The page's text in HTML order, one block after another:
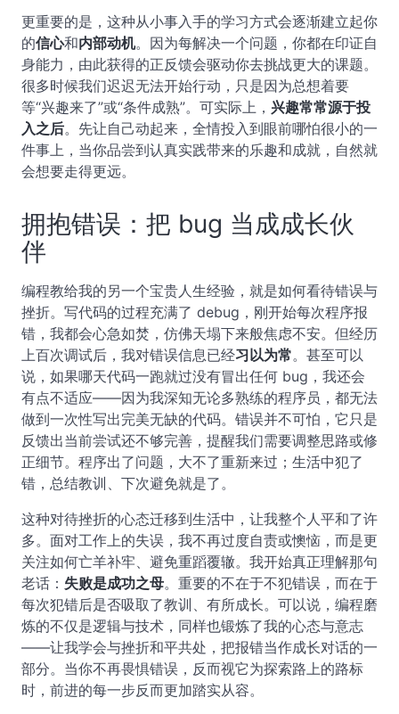
更重要的是，这种从小事入手的学习方式会逐渐建立起你
的信心和内部动机。因为每解决一个问题，你都在印证自
身能力，由此获得的正反馈会驱动你去挑战更大的课题。
很多时候我们迟迟无法开始行动，只是因为总想着要
等“兴趣来了”或“条件成熟”。可实际上， 兴趣常常源于投
入之后。先让自己动起来，全情投入到眼前哪怕很小的一
件事上，当你品尝到认真实践带来的乐趣和成就，自然就
会想要走得更远。
拥抱错误：把 bug 当成成长伙
伴
编程教给我的另一个宝贵人生经验，就是如何看待错误与
挫折。写代码的过程充满了 debug，刚开始每次程序报
错，我都会心急如焚，仿佛天塌下来般焦虑不安。但经历
上百次调试后，我对错误信息已经习以为常。甚至可以
说，如果哪天代码一跑就过没有冒出任何 bug，我还会
有点不适应——因为我深知无论多熟练的程序员，都无法
做到一次性写出完美无缺的代码。错误并不可怕，它只是
反馈出当前尝试还不够完善，提醒我们需要调整思路或修
正细节。程序出了问题，大不了重新来过；生活中犯了
错，总结教训、下次避免就是了。
这种对待挫折的心态迁移到生活中，让我整个人平和了许
多。面对工作上的失误，我不再过度自责或懊恼，而是更
关注如何亡羊补牢、避免重蹈覆辙。我开始真正理解那句
老话： 失败是成功之母。重要的不在于不犯错误，而在于
每次犯错后是否吸取了教训、有所成长。可以说，编程磨
炼的不仅是逻辑与技术，同样也锻炼了我的心态与意志
——让我学会与挫折和平共处，把报错当作成长对话的一
部分。当你不再畏惧错误，反而视它为探索路上的路标
时，前进的每一步反而更加踏实从容。